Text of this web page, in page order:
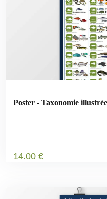
Poster - Taxonomie
14.00 €